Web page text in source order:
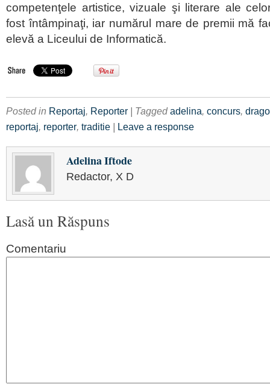
competenţele artistice, vizuale şi literare ale
fost întâmpinaţi, iar numărul mare de premii mă
elevă a Liceului de Informatică.
Posted in Reportaj, Reporter | Taggedadelina, concurs,
reportaj, reporter, traditie | Leave a response
Adelina Iftode
Redactor, X D
Lasă un Răspuns
Comentariu